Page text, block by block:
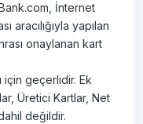
İnternet
aracılığıyla yapılan
onaylanan kart
için geçerlidir. Ek
Üretici Kartlar, Net
değildir.